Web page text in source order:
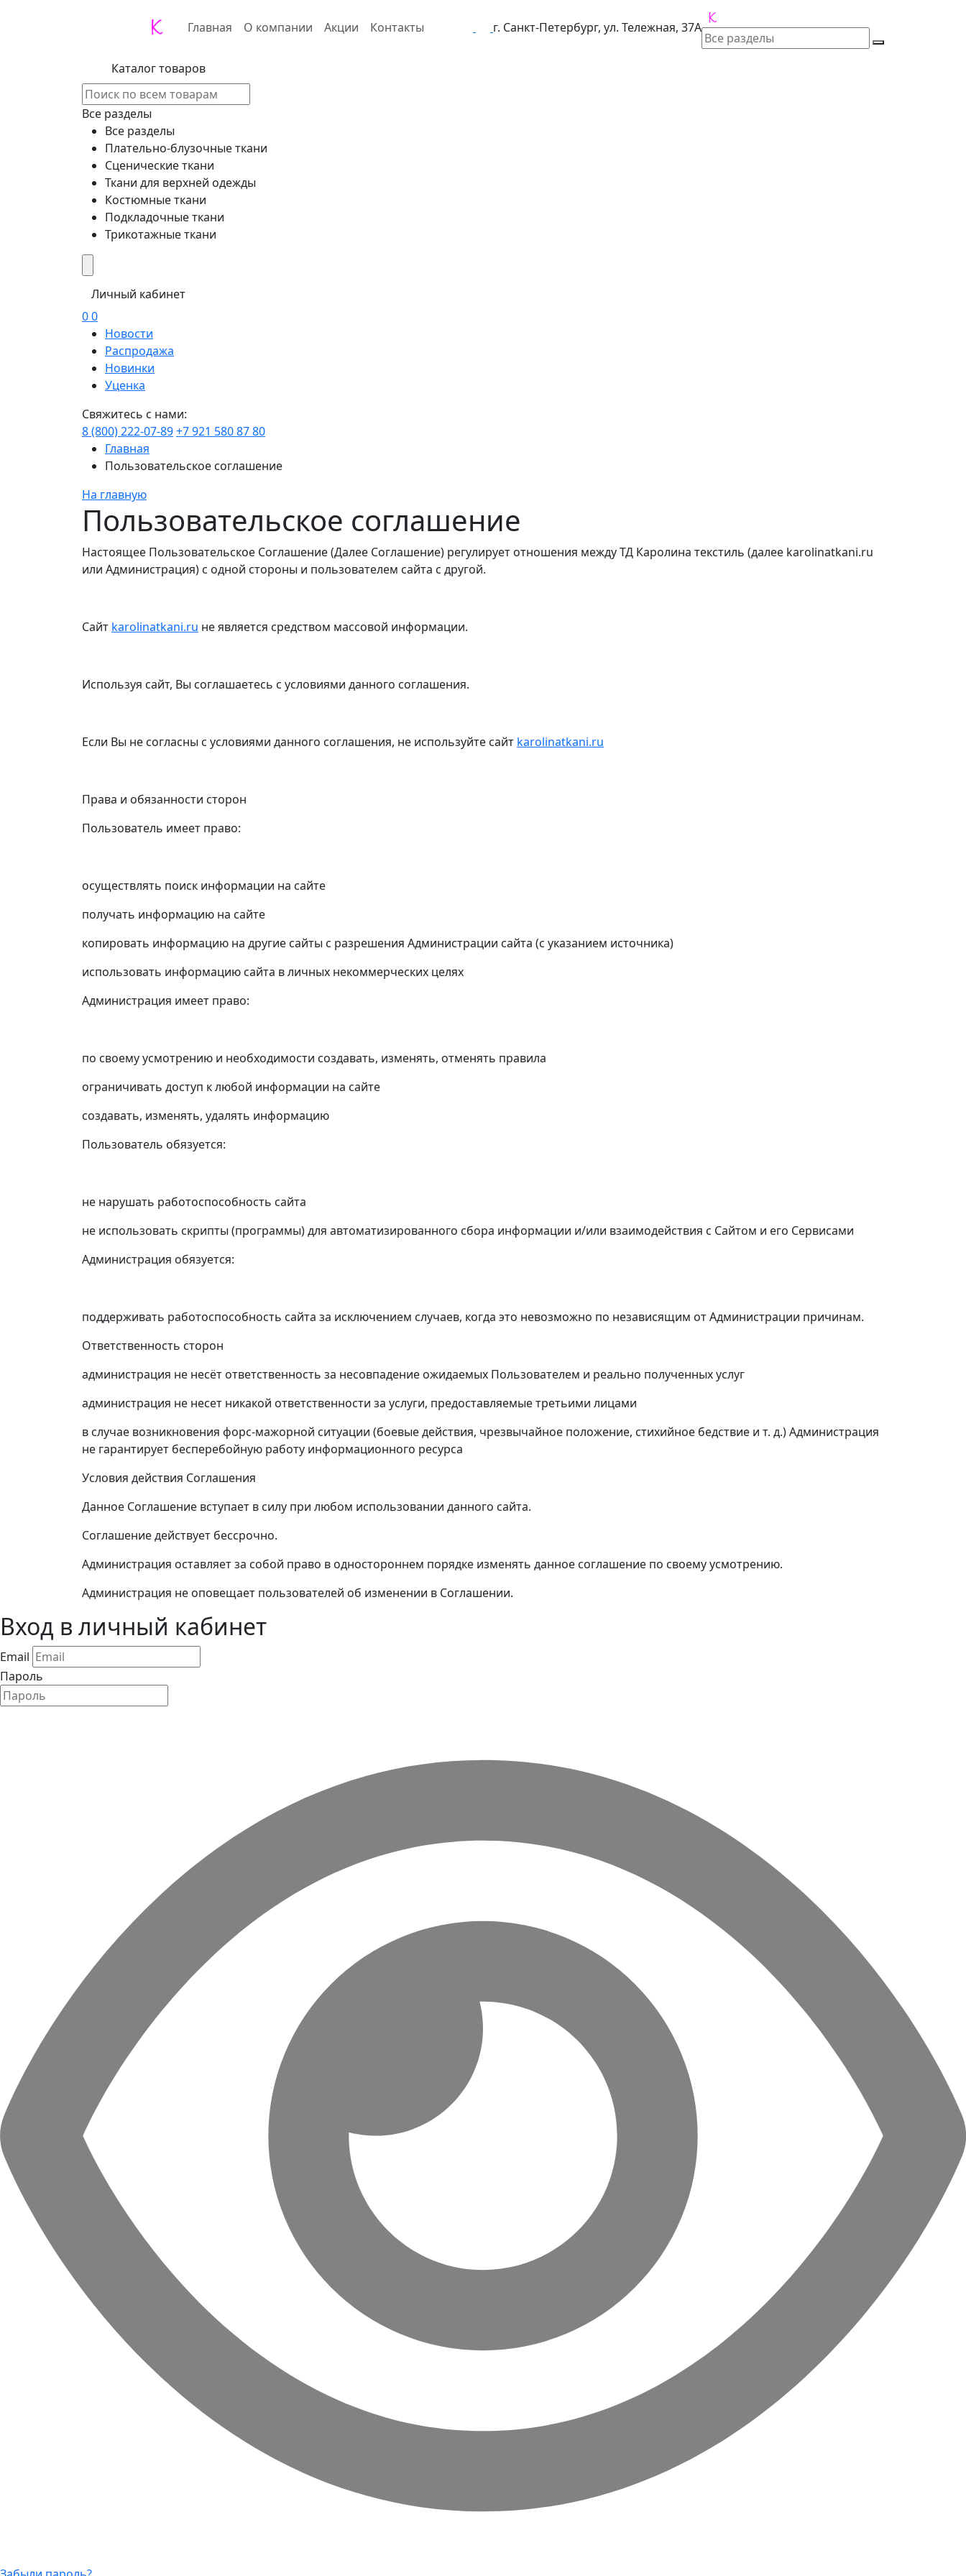
Главная О компании Акции Контакты г. Санкт-Петербург, ул. Тележная, 37А
Каталог товаров
Все разделы
Все разделы
Плательно-блузочные ткани
Сценические ткани
Ткани для верхней одежды
Костюмные ткани
Подкладочные ткани
Трикотажные ткани
Личный кабинет
00
Новости
Распродажа
Новинки
Уценка
Свяжитесь с нами:
8 (800) 222-07-89+7 921 580 87 80
Главная
Пользовательское соглашение
На главную
Пользовательское соглашение
Настоящее Пользовательское Соглашение (Далее Соглашение) регулирует отношения между ТД Каролина текстиль (далее karolinatkani.ru
или Администрация) с одной стороны и пользователем сайта с другой.
Сайт karolinatkani.ru не является средством массовой информации.
Используя сайт, Вы соглашаетесь с условиями данного соглашения.
Если Вы не согласны с условиями данного соглашения, не используйте сайт karolinatkani.ru
Права и обязанности сторон
Пользователь имеет право:
осуществлять поиск информации на сайте
получать информацию на сайте
копировать информацию на другие сайты с разрешения Администрации сайта (с указанием источника)
использовать информацию сайта в личных некоммерческих целях
Администрация имеет право:
по своему усмотрению и необходимости создавать, изменять, отменять правила
ограничивать доступ к любой информации на сайте
создавать, изменять, удалять информацию
Пользователь обязуется:
не нарушать работоспособность сайта
не использовать скрипты (программы) для автоматизированного сбора информации и/или взаимодействия с Сайтом и его Сервисами
Администрация обязуется:
поддерживать работоспособность сайта за исключением случаев, когда это невозможно по независящим от Администрации причинам.
Ответственность сторон
администрация не несёт ответственность за несовпадение ожидаемых Пользователем и реально полученных услуг
администрация не несет никакой ответственности за услуги, предоставляемые третьими лицами
в случае возникновения форс-мажорной ситуации (боевые действия, чрезвычайное положение, стихийное бедствие и т. д.) Администрация
не гарантирует бесперебойную работу информационного ресурса
Условия действия Соглашения
Данное Соглашение вступает в силу при любом использовании данного сайта.
Соглашение действует бессрочно.
Администрация оставляет за собой право в одностороннем порядке изменять данное соглашение по своему усмотрению.
Администрация не оповещает пользователей об изменении в Соглашении.
Вход в личный кабинет
Email
Пароль